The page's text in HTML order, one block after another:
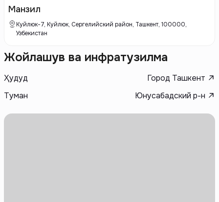
такими как охрана, парковка и благоустроенные дворы. Baomin
сейсмоустойчивость и современный дизайн
Манзил
Куйлюк-7, Куйлюк, Сергелийский район, Ташкент, 100000,
Узбекистан
Жойлашув ва инфратузилма
Ҳудуд
Город Ташкент
Туман
Юнусабадский р-н